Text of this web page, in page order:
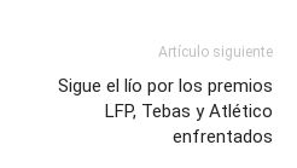
Artículo siguiente
Sigue el lío por los premios
LFP, Tebas y Atlético
enfrentados